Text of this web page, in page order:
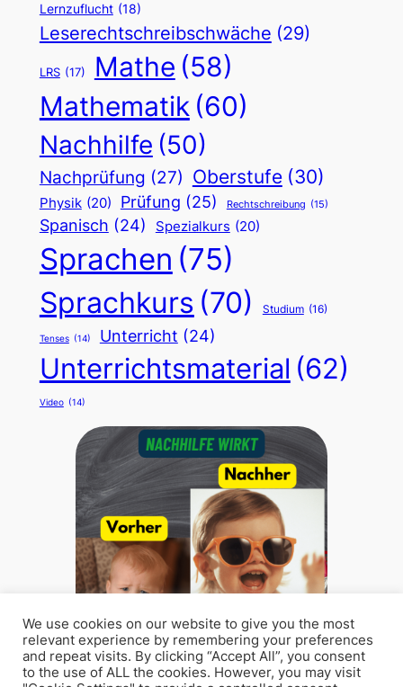
Lernzuflucht (18)
Leserechtschreibschwäche (29)
LRS (17) Mathe (58)
Mathematik (60)
Nachhilfe (50)
Nachprüfung (27) Oberstufe (30)
Physik (20) Prüfung (25) Rechtschreibung (15)
Spanisch (24) Spezialkurs (20)
Sprachen (75)
Sprachkurs (70) Studium (16)
Tenses (14) Unterricht (24)
Unterrichtsmaterial (62)
Video (14)
We use cookies on our website to give you the most
relevant experience by remembering your preferences
and repeat visits. By clicking “Accept All”, you consent
to the use of ALL the cookies. However, you may visit